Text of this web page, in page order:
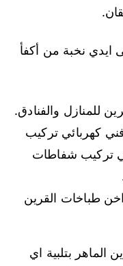
ايدي نخبة من أكفأ
للمنازل والفنادق.
كهربائي تركيب
تركيب شفاطات
طباخات القرين
الماهر بتلبية اي